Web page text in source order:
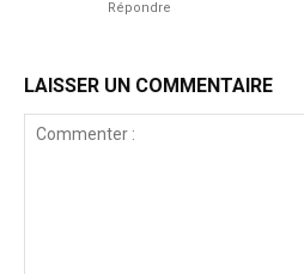
Répondre
LAISSER UN COMMENTAIRE